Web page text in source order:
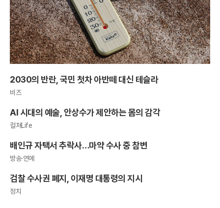
2030의 반란, 국민 첫차 아반떼 대신 테슬라
비즈
AI 시대의 예술, 안상수가 제안하는 몸의 감각
컬쳐Life
배인규 자택서 추락사…마약 수사 중 참변
방송·연예
검찰 수사권 폐지, 이재명 대통령의 지시
정치